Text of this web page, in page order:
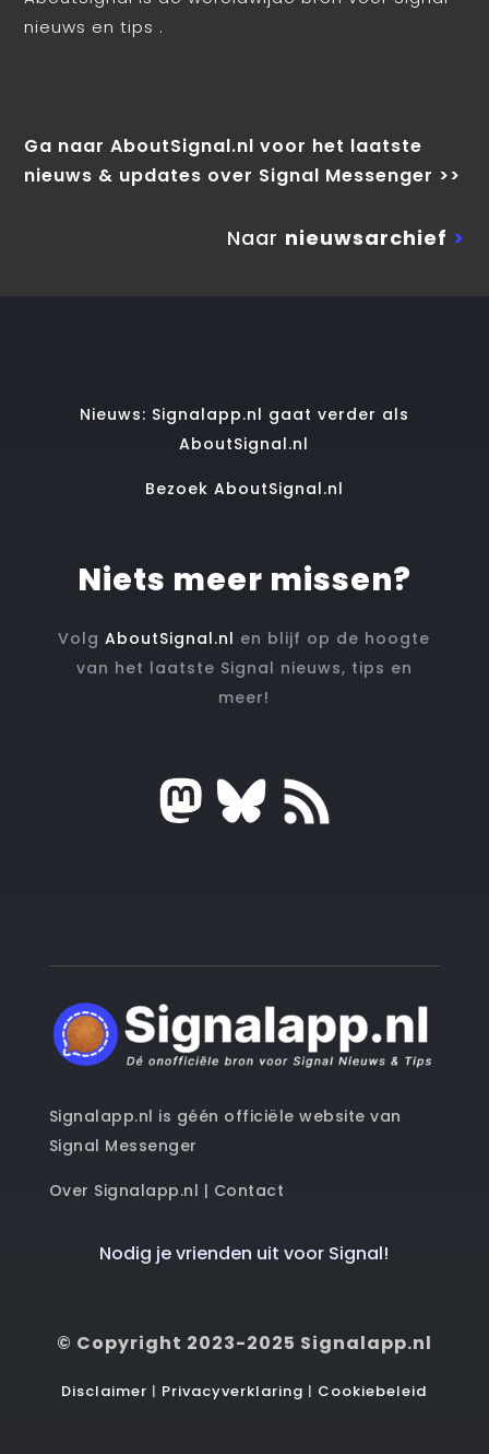
nieuws en tips .
Ga naar AboutSignal.nl voor het laatste
nieuws & updates over Signal Messenger >>
Naar nieuwsarchief >
Nieuws: Signalapp.nl gaat verder als
AboutSignal.nl
Bezoek AboutSignal.nl
Niets meer missen?
VolgAboutSignal.nl en blijf op de hoogte
van het laatste Signal nieuws, tips en
meer!
Signalapp.nl is géén officiële website van
Signal Messenger
Over Signalapp.nl | Contact
Nodig je vrienden uit voor Signal!
© Copyright 2023-2025 Signalapp.nl
Disclaimer | Privacyverklaring | Cookiebeleid